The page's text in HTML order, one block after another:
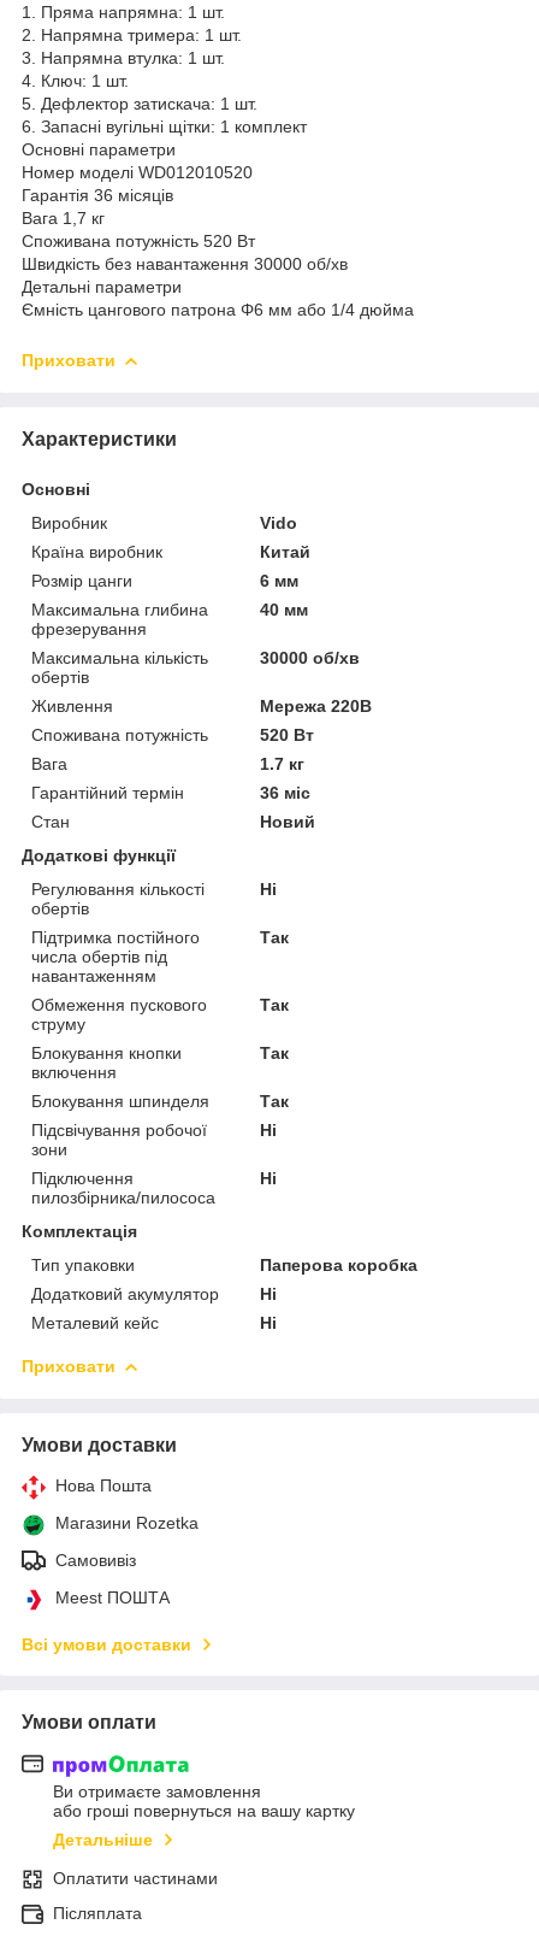
1. Пряма напрямна: 1 шт.
2. Напрямна тримера: 1 шт.
3. Напрямна втулка: 1 шт.
4. Ключ: 1 шт.
5. Дефлектор затискача: 1 шт.
6. Запасні вугільні щітки: 1 комплект
Основні параметри
Номер моделі WD012010520
Гарантія 36 місяців
Вага 1,7 кг
Споживана потужність 520 Вт
Швидкість без навантаження 30000 об/хв
Детальні параметри
Ємність цангового патрона Φ6 мм або 1/4 дюйма
Приховати
Характеристики
Основні
Виробник
Vido
Країна виробник
Китай
Розмір цанги
6 мм
Максимальна глибина
фрезерування
40 мм
Максимальна кількість
обертів
30000 об/хв
Живлення
Мережа 220В
Споживана потужність
520 Вт
Вага
1.7 кг
Гарантійний термін
36 міс
Стан
Новий
Додаткові функції
Регулювання кількості
обертів
Ні
Підтримка постійного
числа обертів під
навантаженням
Так
Обмеження пускового
струму
Так
Блокування кнопки
включення
Так
Блокування шпинделя
Так
Підсвічування робочої
зони
Ні
Підключення
пилозбірника/пилососа
Ні
Комплектація
Тип упаковки
Паперова коробка
Додатковий акумулятор
Ні
Металевий кейс
Ні
Приховати
Умови доставки
Нова Пошта
Магазини Rozetka
Самовивіз
Meest ПОШТА
Всі умови доставки
Умови оплати
Ви отримаєте замовлення
або гроші повернуться на вашу картку
Детальніше
Оплатити частинами
Післяплата